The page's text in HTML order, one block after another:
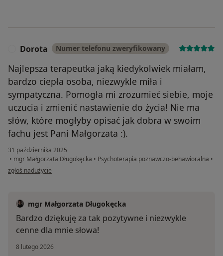
Dorota Numer telefonu zweryfikowany
Najlepsza terapeutka jaką kiedykolwiek miałam,
bardzo ciepła osoba, niezwykle miła i
sympatyczna. Pomogła mi zrozumieć siebie, moje
uczucia i zmienić nastawienie do życia! Nie ma
słów, które mogłyby opisać jak dobra w swoim
fachu jest Pani Małgorzata :).
31 października 2025
• mgr Małgorzata Długokęcka • Psychoterapia poznawczo-behawioralna •
w opinii użytkownika Dorota
zgłoś nadużycie
mgr Małgorzata Długokęcka
Bardzo dziękuję za tak pozytywne i niezwykle
cenne dla mnie słowa!
8 lutego 2026